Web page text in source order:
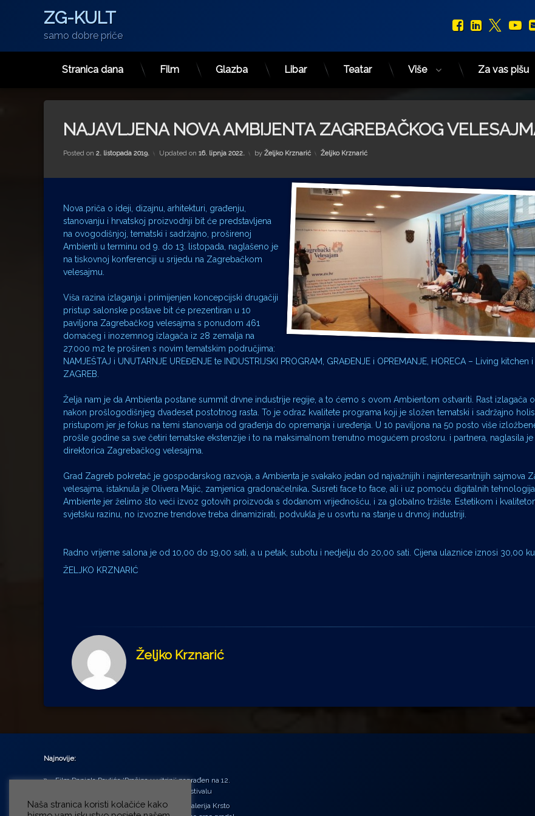
ZG-KULT
samo dobre priče
Facebook
LinkedIn
Stranica dana Film Glazba Libar Teatar Više Za vas pišu
NAJAVLJENA NOVA AMBIJENTA ZAGREBAČKOG
Posted on 2. listopada 2019. Updated on 16. lipnja 2022. by Željko Krznarić Kategorije:
Željko Krznarić
Nova priča o ideji, dizajnu, arhitekturi, građenju,
stanovanju i hrvatskoj proizvodnji bit će predstavljena
na ovogodišnjoj, tematski i sadržajno, proširenoj
Ambienti u terminu od 9. do 13. listopada, naglašeno je
na tiskovnoj konferenciji u srijedu na Zagrebačkom
velesajmu.
Viša razina izlaganja i primijenjen koncepcijski drugačiji
pristup salonske postave bit će prezentiran u 10
paviljona Zagrebačkog velesajma s ponudom 461
domaćeg i inozemnog izlagača iz 28 zemalja na
27.000 m2 te proširen s novim tematskim područjima:
NAMJEŠTAJ i UNUTARNJE UREĐENJE te INDUSTRIJSKI PROGRAM, GRAĐENJE i OPREMANJE, HORECA – Living kitchen i
ZAGREB.
Želja nam je da Ambienta postane summit drvne industrije regije, a to ćemo s ovom Ambientom ostvariti. Rast izlagača
nakon prošlogodišnjeg dvadeset postotnog rasta. To je odraz kvalitete programa koji je složen tematski i sadržajno
pristupom jer je fokus na temi stanovanja od građenja do opremanja i uređenja. U 10 paviljona na 50 posto više
prošle godine sa sve četiri tematske ekstenzije i to na maksimalnom trenutno mogućem prostoru. i partnera, naglasila je
direktorica Zagrebačkog velesajma.
Grad Zagreb pokretač je gospodarskog razvoja, a Ambienta je svakako jedan od najvažnijih i najinteresantnijih sajmova
velesajma, istaknula je Olivera Majić, zamjenica gradonačelnika. Susreti face to face, ali i uz pomoću digitalnih
Ambiente jer želimo što veći izvoz gotovih proizvoda s dodanom vrijednošću, i za globalno tržište. Estetikom i
svjetsku razinu, no izvozne trendove treba dinamizirati, podvukla je u osvrtu na stanje u drvnoj industriji.
Radno vrijeme salona je od 10,00 do 19,00 sati, a u petak, subotu i nedjelju do 20,00 sati. Cijena ulaznice iznosi 30,00
ŽELJKO KRZNARIĆ
Željko Krznarić
Najnovije:
Film Daniela Pavlića ‘Prašina u vitrini’ nagrađen na 12.
Green Montenegro International Film Festivalu
U središtu Petrinje otvorena obnovljena Galerija Krsto
Naša stranica koristi kolačiće kako